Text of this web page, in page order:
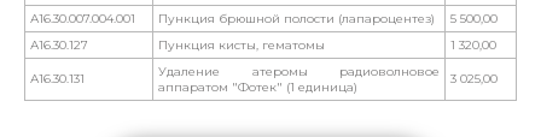
А16.30.007.004.001 Пункция брюшной полости (лапароцентез)
5 500,00
А16.30.127
Пункция кисты, гематомы 1 320,00
А16.30.131
Удаление атеромы радиоволновое
аппаратом "Фотек" (1 единица)
3 025,00